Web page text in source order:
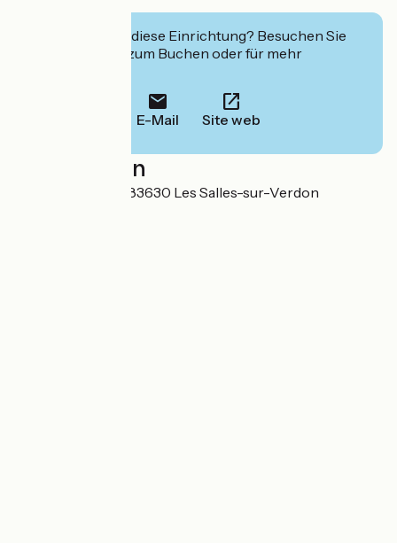
Interessiert Sie diese Einrichtung? Besuchen Sie
deren Website zum Buchen oder für mehr
E-Mail Site web
Localisation
Place Font Freye 83630 Les Salles-sur-Verdon